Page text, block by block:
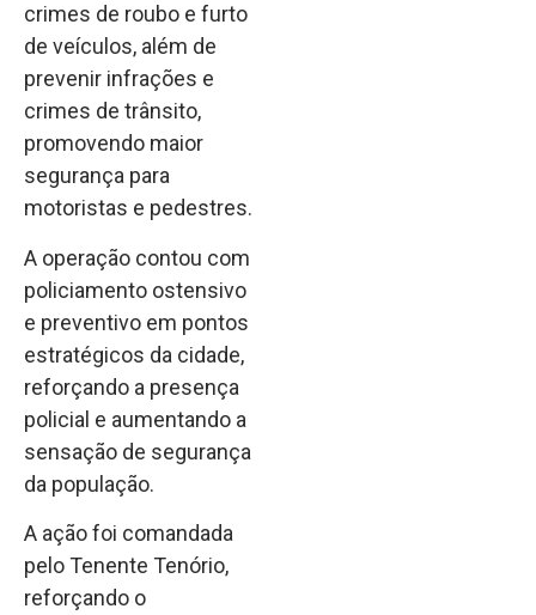
crimes de roubo e furto
de veículos, além de
prevenir infrações e
crimes de trânsito,
promovendo maior
segurança para
motoristas e pedestres.
A operação contou com
policiamento ostensivo
e preventivo em pontos
estratégicos da cidade,
reforçando a presença
policial e aumentando a
sensação de segurança
da população.
A ação foi comandada
pelo Tenente Tenório,
reforçando o